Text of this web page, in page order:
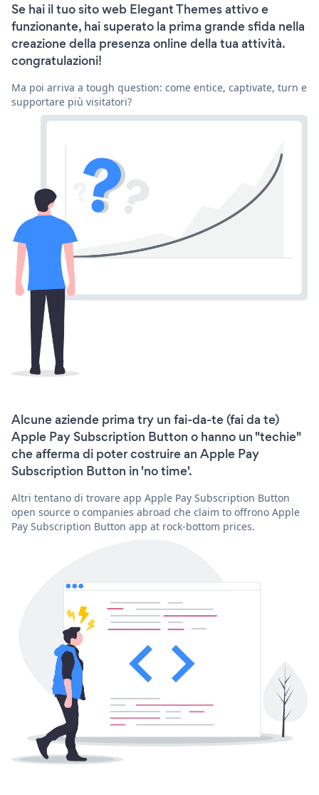
Se hai il tuo sito web Elegant Themes attivo e
funzionante, hai superato la prima grande sfida nella
creazione della presenza online della tua attività.
congratulazioni!
Ma poi arriva a tough question: come entice, captivate, turn e
supportare più visitatori?
Alcune aziende prima try un fai-da-te (fai da te)
Apple Pay Subscription Button o hanno un "techie"
che afferma di poter costruire an Apple Pay
Subscription Button in 'no time'.
Altri tentano di trovare app Apple Pay Subscription Button
open source o companies abroad che claim to offrono Apple
Pay Subscription Button app at rock-bottom prices.